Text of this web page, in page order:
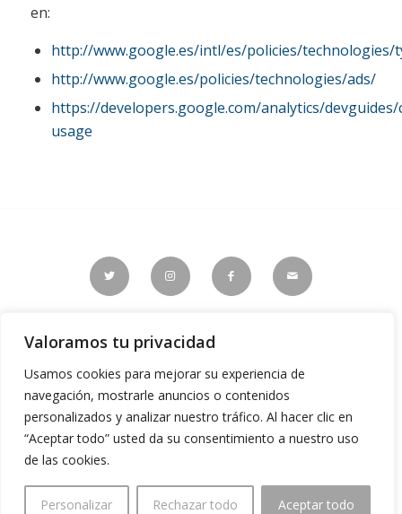
Valoramos tu privacidad
Usamos cookies para mejorar su experiencia de
navegación, mostrarle anuncios o contenidos
personalizados y analizar nuestro tráfico. Al hacer clic en
“Aceptar todo” usted da su consentimiento a nuestro uso
de las cookies.
Personalizar Rechazar todo Aceptar todo
en:
http://www.google.es/intl/es/policies/technologies/
http://www.google.es/policies/technologies/ads/
https://developers.google.com/analytics/
usage
5|03203
Teléfono: 966 110 700 | Email: info@espinosaconsultora.es
Inicio|Empresa|Servicios|Equipo|Blog|Política de Cookies
| |Aviso Legal| |Política de Privacidad|Contacto|
Copyright © 2023 Consultoría Espinosa |